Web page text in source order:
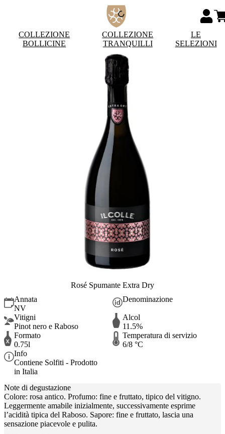
COLLEZIONE
BOLLICINE
COLLEZIONE
TRANQUILLI
LE
SELEZIONI
Rosé Spumante Extra Dry
Annata
NV
Denominazione
Vitigni
Pinot nero e Raboso
Alcol
11.5%
Formato
0.75l
Temperatura di servizio
6/8 °C
Info
Contiene Solfiti - Prodotto
in Italia
Note di degustazione
Colore: rosa antico. Profumo: fine e fruttato, tipico del vitigno.
Leggermente amabile inizialmente, successivamente esprime
l’acidità tipica del Raboso. Sapore: fine e fruttato, lascia una
sensazione piacevole e pulita.